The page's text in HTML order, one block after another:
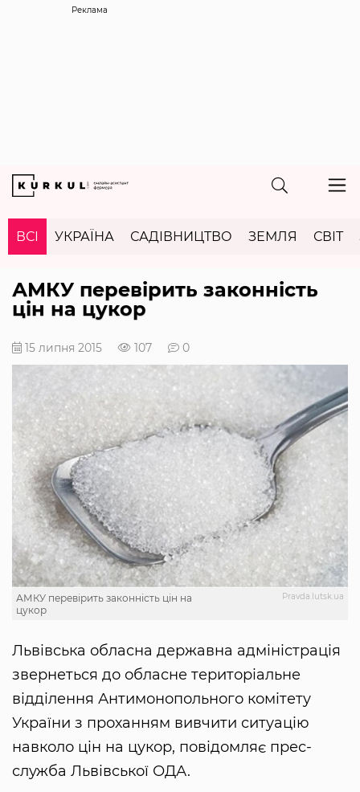
Реклама
ВСІ УКРАЇНА САДІВНИЦТВО ЗЕМЛЯ СВІТ
АМКУ перевірить законність
цін на цукор
15 липня 2015 107 0
Рravda.lutsk.ua
АМКУ перевірить законність цін на
цукор
Львівська обласна державна адміністрація
звернеться до обласне територіальне
відділення Антимонопольного комітету
України з проханням вивчити ситуацію
навколо цін на цукор, повідомляє прес-
служба Львівської ОДА.